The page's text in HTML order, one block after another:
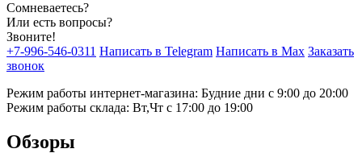
Сомневаетесь?
Или есть вопросы?
Звоните!
+7-996-546-0311 Написать в Telegram Написать в Max Заказать
звонок
Режим работы интернет-магазина: Будние дни с 9:00 до 20:00
Режим работы склада: Вт,Чт с 17:00 до 19:00
Обзоры